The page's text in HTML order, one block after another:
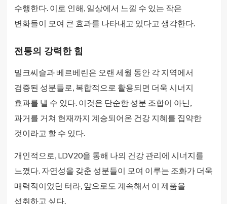
수행한다. 이로 인해, 일상에서 느낄 수 있는 작은
변화들이 모여 큰 효과를 나타내고 있다고 생각한다.
전통의 강력한 힘
밀크씨슬과 베르베린은 오랜 세월 동안 각 지역에서
검증된 성분들로, 복합적으로 활용되면 더욱 시너지
효과를 낼 수 있다. 이것은 단순한 성분 조합이 아닌,
과거를 거쳐 현재까지 계승되어온 건강 지혜를 집약한
것이라고 할 수 있다.
개인적으로, LDV20을 통해 나의 건강 관리에 시너지를
느꼈다. 자연성을 갖춘 성분들이 모여 이루는 조화가 더욱
매력적이었던 터라, 앞으로도 계속해서 이 제품을
섭취하고 싶다.